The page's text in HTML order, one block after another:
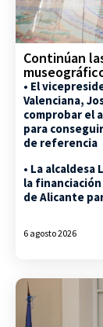
Continúan
• El
Valenciana,
comprobar el
para
de referencia
• La
la
de Alicante
6 agosto 2026